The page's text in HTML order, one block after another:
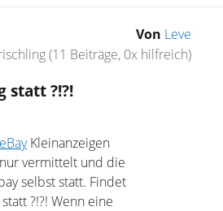
Von Leve
(11 Beiträge, 0x hilfreich)
statt ?!?!
eBay Kleinanzeigen
vermittelt und die
selbst statt. Findet
?!?! Wenn eine